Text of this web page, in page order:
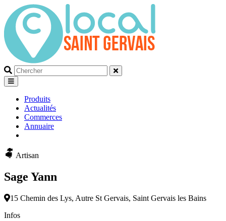
Que
recherchez-
vous?
Produits
Actualités
Commerces
Annuaire
Artisan
Sage Yann
15 Chemin des Lys, Autre St Gervais, Saint Gervais les Bains
Infos